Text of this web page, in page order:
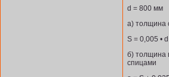
d = 800 мм
а) толщина
S = 0,005 •
б) толщина
спицами